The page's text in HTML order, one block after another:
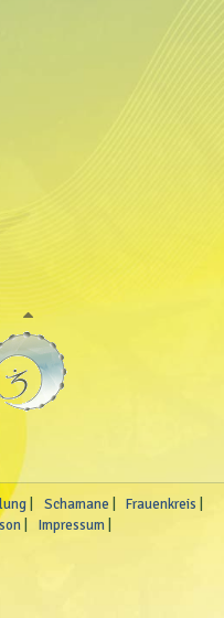
Schamane
Frauenkreis
Impressum